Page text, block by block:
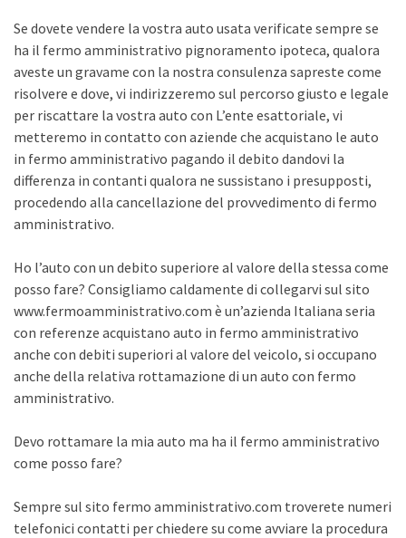
Se dovete vendere la vostra auto usata verificate sempre se
ha il fermo amministrativo pignoramento ipoteca, qualora
aveste un gravame con la nostra consulenza sapreste come
risolvere e dove, vi indirizzeremo sul percorso giusto e legale
per riscattare la vostra auto con L’ente esattoriale, vi
metteremo in contatto con aziende che acquistano le auto
in fermo amministrativo pagando il debito dandovi la
differenza in contanti qualora ne sussistano i presupposti,
procedendo alla cancellazione del provvedimento di fermo
amministrativo.
Ho l’auto con un debito superiore al valore della stessa come
posso fare? Consigliamo caldamente di collegarvi sul sito
www.fermoamministrativo.com è un’azienda Italiana seria
con referenze acquistano auto in fermo amministrativo
anche con debiti superiori al valore del veicolo, si occupano
anche della relativa rottamazione di un auto con fermo
amministrativo.
Devo rottamare la mia auto ma ha il fermo amministrativo
come posso fare?
Sempre sul sito fermo amministrativo.com troverete numeri
telefonici contatti per chiedere su come avviare la procedura